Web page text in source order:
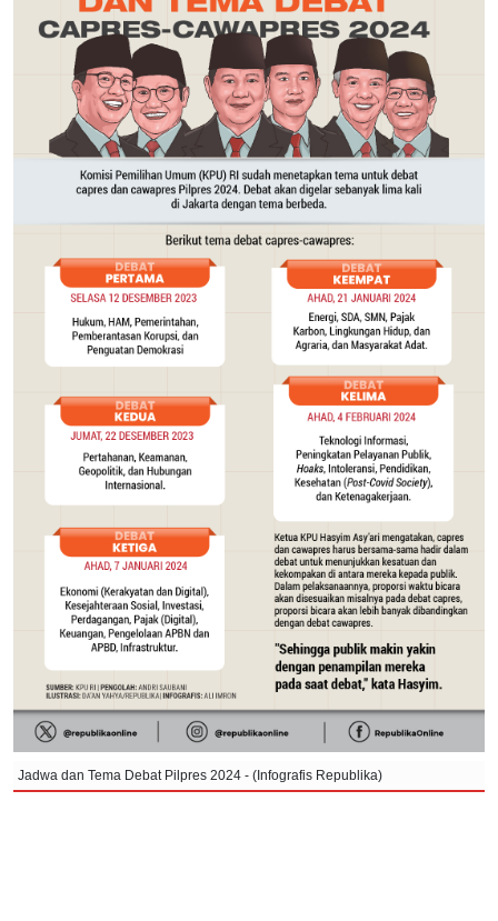
Jadwa dan Tema Debat Pilpres 2024 - (Infografis Republika)